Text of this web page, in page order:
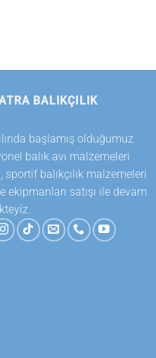
BALIKÇILIK
başlamış olduğumuz
balık avı malzemeleri
sportif balıkçılık malzemeleri
ekipmanları satışı ile devam